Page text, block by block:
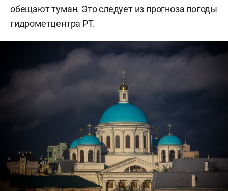
обещают туман. Это следует из прогноза погоды
гидрометцентра РТ.